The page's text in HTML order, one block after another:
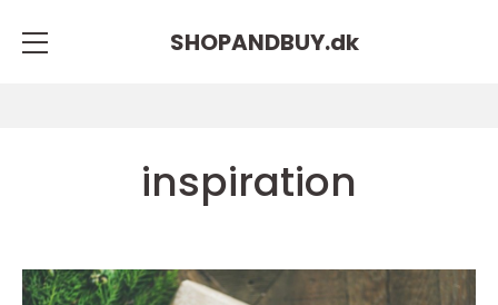
SHOPANDBUY.dk
inspiration